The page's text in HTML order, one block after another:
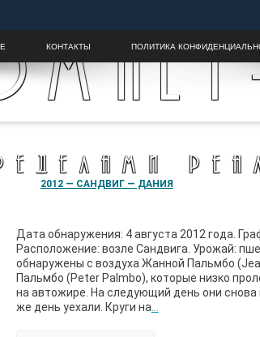
КОНТАКТЫ ПОЛИТИКА
2012 — САНДВИГ — ДАНИЯ
Дата обнаружения: 4 августа 2012 года.
Расположение: возле Сандвига. Урожай:
обнаружены с воздуха Жанной Пальмбо
Пальмбо (Peter Palmbo), которые низко
на автожире. На следующий день они снова
же день уехали. Круги на